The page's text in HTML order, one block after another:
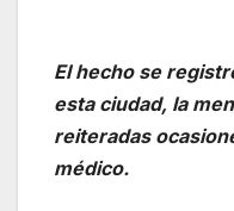
El hecho se
esta ciudad, la
reiteradas
médico.